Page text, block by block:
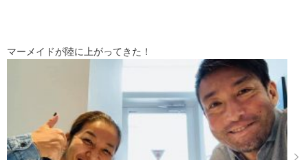
マーメイドが陸に上がってきた！